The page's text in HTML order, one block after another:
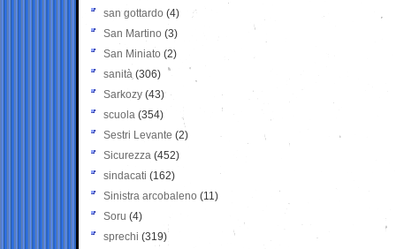
san gottardo (4)
San Martino (3)
San Miniato (2)
sanità (306)
Sarkozy (43)
scuola (354)
Sestri Levante (2)
Sicurezza (452)
sindacati (162)
Sinistra arcobaleno (11)
Soru (4)
sprechi (319)